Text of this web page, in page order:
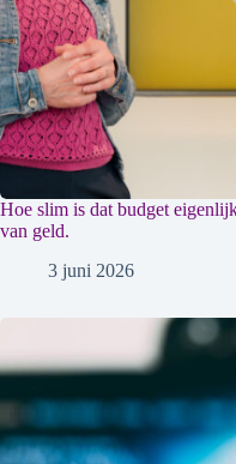
Hoe slim is dat budget
van geld.
3 juni 2026